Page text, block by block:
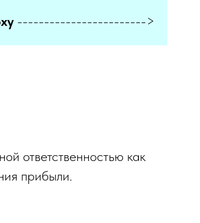
------------------------>
ответственностью как
прибыли.